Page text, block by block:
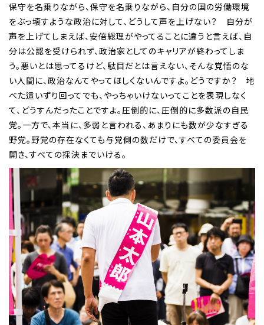
保守を名乗りながら、保守を名乗りながら、自分の国の労働環境
をぶっ壊すような政治に対して、どうして声を上げない？ 自分が
声を上げてしまえば、安倍総理がやってることに違うと言えば、自
分は公認を受けられず、政治家としてのキャリアが終わってしま
う。悪いとは思ってるけど、駄目だとは言えない、そんな覚悟のな
い人間に、政治なんてやってほしくないんですよ。どうですか？ 地
べた這いずり回ってでも、やっちゃいけないってことを表現しなく
て、どうすんだったことですよ。圧倒的に、圧倒的に多数派の自民
党。一方で、本当に、多弱と言われる、あまりにも数が少なすぎる
野党。野党の存在なくても与党側の数だけで、すべての委員会を
開き、すべての採決までいける。